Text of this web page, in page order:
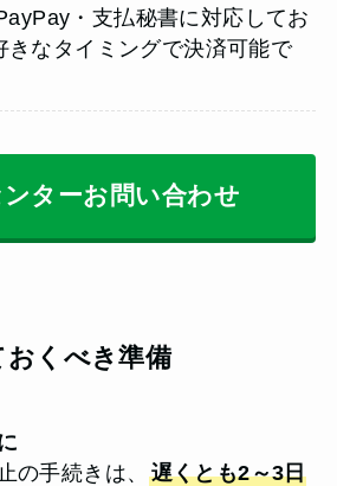
・支払秘書に対応してお
きなタイミングで決済可能で
ターお問い合わせ
おくべき準備
の手続きは、
遅くとも2～3日